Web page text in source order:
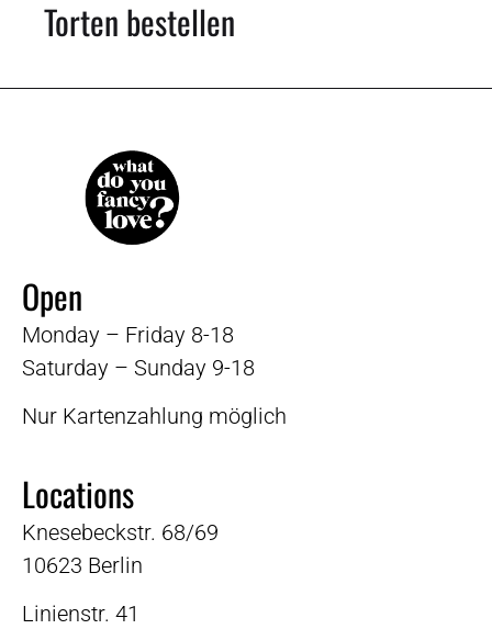
Torten bestellen
Open
Monday – Friday 8-18
Saturday – Sunday 9-18
Nur Kartenzahlung möglich
Locations
Knesebeckstr. 68/69
10623 Berlin
Linienstr. 41